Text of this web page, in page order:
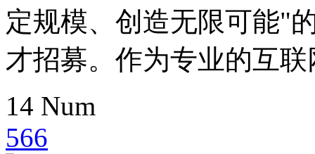
定规模、创造无限可能"
才招募。作为专业的互
14 Num
566